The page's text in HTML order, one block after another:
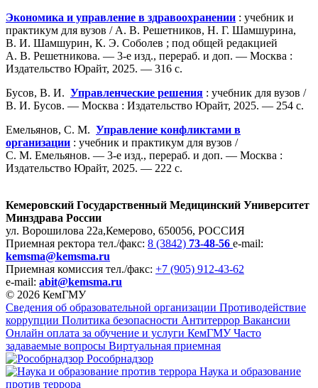
Экономика и управление в здравоохранении : учебник и
практикум для вузов / А. В. Решетников, Н. Г. Шамшурина,
В. И. Шамшурин, К. Э. Соболев ; под общей редакцией
А. В. Решетникова. — 3-е изд., перераб. и доп. — Москва :
Издательство Юрайт, 2025. — 316 с.
Бусов, В. И. Управленческие решения : учебник для вузов /
В. И. Бусов. — Москва : Издательство Юрайт, 2025. — 254 с.
Емельянов, С. М. Управление конфликтами в
организации : учебник и практикум для вузов /
С. М. Емельянов. — 3-е изд., перераб. и доп. — Москва :
Издательство Юрайт, 2025. — 222 с.
Кемеровский Государственный Медицинский Университет
Минздрава России
ул. Ворошилова 22а,Кемерово, 650056, РОССИЯ
Приемная ректора тел./факс: 8 (3842) 73-48-56 e-mail:
kemsma@kemsma.ru
Приемная комиссия тел./факс: +7 (905) 912-43-62
e-mail: abit@kemsma.ru
© 2026 КемГМУ
Сведения об образовательной организации Противодействие
коррупции Политика безопасности Антитеррор Вакансии
Онлайн оплата за обучение и услуги КемГМУ Часто
задаваемые вопросы Виртуальная приемная
Рособрнадзор
Наука и образование
против террора